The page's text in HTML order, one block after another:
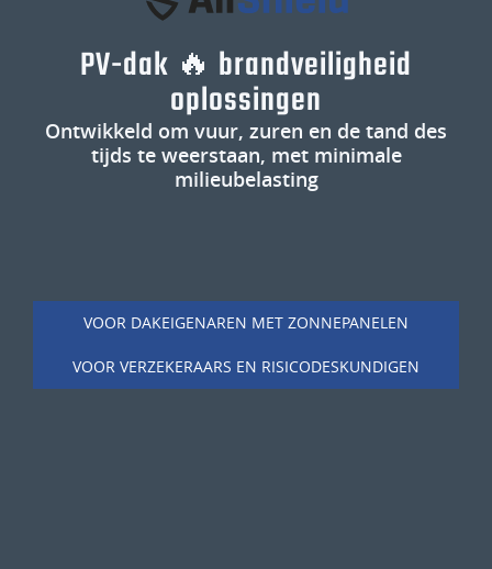
PV-dak 🔥 brandveiligheid
oplossingen
Ontwikkeld om vuur, zuren en de tand des
tijds te weerstaan, met minimale
milieubelasting
VOOR DAKEIGENAREN MET ZONNEPANELEN
VOOR VERZEKERAARS EN RISICODESKUNDIGEN